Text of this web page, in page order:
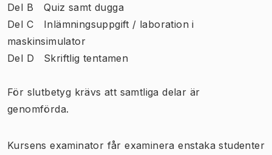
Del B
Quiz samt dugga
Del C
Inlämningsuppgift / laboration i
maskinsimulator
Del D
Skriftlig tentamen
För slutbetyg krävs att samtliga delar är
genomförda.
Kursens examinator får examinera enstaka studenter